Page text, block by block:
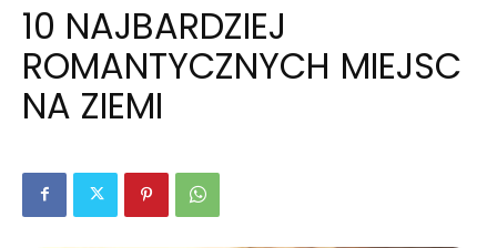
polsku
10 NAJBARDZIEJ
ROMANTYCZNYCH MIEJSC
NA ZIEMI